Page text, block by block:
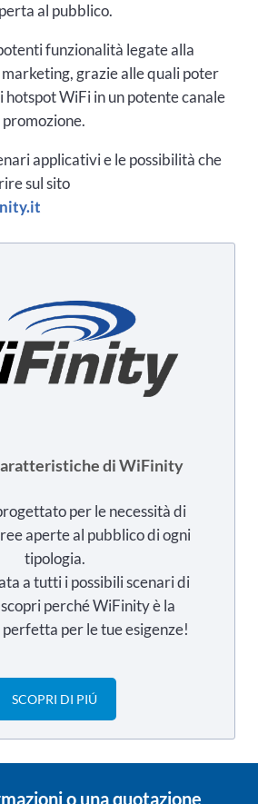
al pubblico.
funzionalità legate alla
grazie alle quali poter
WiFi in un potente canale
applicativi e le possibilità che
sul sito
di WiFinity
per le necessità di
aperte al pubblico di ogni
tipologia.
a tutti i possibili scenari di
perché WiFinity è la
per le tue esigenze!
SCOPRI DI PIÚ
o una quotazione